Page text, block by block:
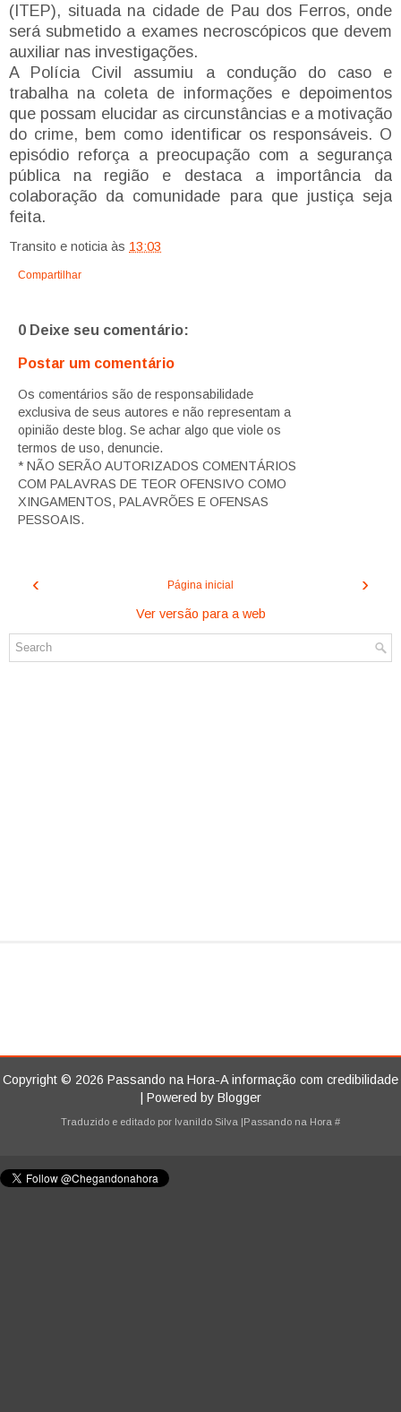
(ITEP), situada na cidade de Pau dos Ferros, onde
será submetido a exames necroscópicos que devem
auxiliar nas investigações.
A Polícia Civil assumiu a condução do caso e
trabalha na coleta de informações e depoimentos
que possam elucidar as circunstâncias e a motivação
do crime, bem como identificar os responsáveis. O
episódio reforça a preocupação com a segurança
pública na região e destaca a importância da
colaboração da comunidade para que justiça seja
feita.
Transito e noticia às 13:03
Compartilhar
0 Deixe seu comentário:
Postar um comentário
Os comentários são de responsabilidade
exclusiva de seus autores e não representam a
opinião deste blog. Se achar algo que viole os
termos de uso, denuncie.
* NÃO SERÃO AUTORIZADOS COMENTÁRIOS
COM PALAVRAS DE TEOR OFENSIVO COMO
XINGAMENTOS, PALAVRÕES E OFENSAS
PESSOAIS.
‹ ›
Página inicial
Ver versão para a web
Copyright © 2026 Passando na Hora-A informação com credibilidade
| Powered by Blogger
Traduzido e editado por Ivanildo Silva |Passando na Hora #